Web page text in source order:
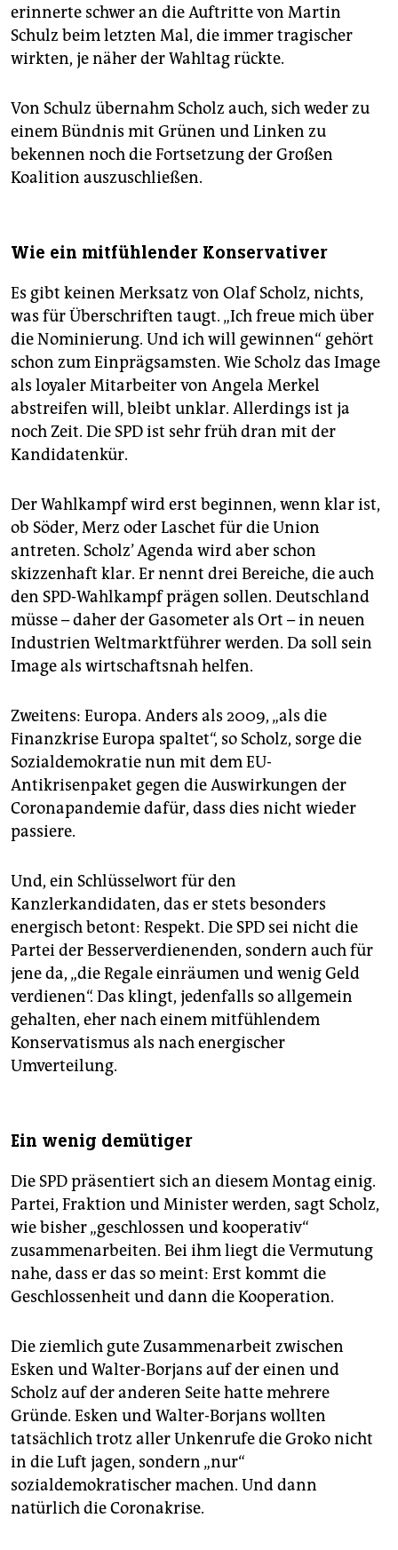
erinnerte schwer an die Auftritte von Martin
Schulz beim letzten Mal, die immer tragischer
wirkten, je näher der Wahltag rückte.
Von Schulz übernahm Scholz auch, sich weder zu
einem Bündnis mit Grünen und Linken zu
bekennen noch die Fortsetzung der Großen
Koalition auszuschließen.
Wie ein mitfühlender Konservativer
Es gibt keinen Merksatz von Olaf Scholz, nichts,
was für Überschriften taugt. „Ich freue mich über
die Nominierung. Und ich will gewinnen“ gehört
schon zum Einprägsamsten. Wie Scholz das Image
als loyaler Mitarbeiter von Angela Merkel
abstreifen will, bleibt unklar. Allerdings ist ja
noch Zeit. Die SPD ist sehr früh dran mit der
Kandidatenkür.
Der Wahlkampf wird erst beginnen, wenn klar ist,
ob Söder, Merz oder Laschet für die Union
antreten. Scholz’ Agenda wird aber schon
skizzenhaft klar. Er nennt drei Bereiche, die auch
den SPD-Wahlkampf prägen sollen. Deutschland
müsse – daher der Gasometer als Ort – in neuen
Industrien Weltmarktführer werden. Da soll sein
Image als wirtschaftsnah helfen.
Zweitens: Europa. Anders als 2009, „als die
Finanzkrise Europa spaltet“, so Scholz, sorge die
Sozialdemokratie nun mit dem EU-
Antikrisenpaket gegen die Auswirkungen der
Corona­pandemie dafür, dass dies nicht wieder
passiere.
Und, ein Schlüsselwort für den
Kanzlerkandidaten, das er stets besonders
energisch betont: Respekt. Die SPD sei nicht die
Partei der Besserverdienenden, sondern auch für
jene da, „die Regale einräumen und wenig Geld
verdienen“. Das klingt, jedenfalls so allgemein
gehalten, eher nach einem mitfühlendem
Konservatismus als nach energischer
Umverteilung.
Ein wenig demütiger
Die SPD präsentiert sich an diesem Montag einig.
Partei, Fraktion und Minister werden, sagt Scholz,
wie bisher „geschlossen und kooperativ“
zusammenarbeiten. Bei ihm liegt die Vermutung
nahe, dass er das so meint: Erst kommt die
Geschlossenheit und dann die Kooperation.
Die ziemlich gute Zusammen­arbeit zwischen
Esken und Walter-Borjans auf der einen und
Scholz auf der anderen Seite hatte mehrere
Gründe. Esken und Walter-Borjans wollten
tatsächlich trotz aller Unkenrufe die Groko nicht
in die Luft jagen, sondern „nur“
sozialdemokratischer machen. Und dann
natürlich die Coronakrise.